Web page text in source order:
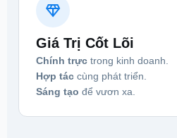
diamond
Giá Trị Cốt Lõi
Chính trực trong kinh doanh.
Hợp tác cùng phát triển.
Sáng tạo để vươn xa.